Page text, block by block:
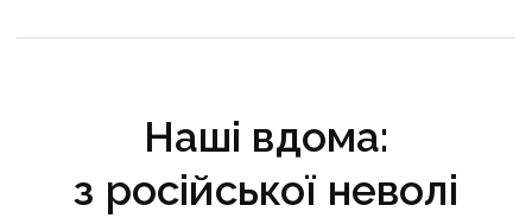
Наші вдома:
з російської неволі